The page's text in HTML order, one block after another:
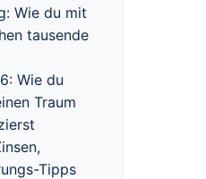
Wie du mit
tausende
Wie du
Traum
Tipps